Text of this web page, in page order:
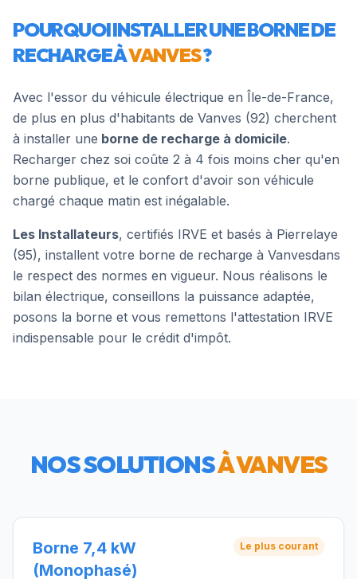
POURQUOI INSTALLER UNE BORNE DE
RECHARGE ÀVANVES?
Avec l'essor du véhicule électrique en Île-de-France,
de plus en plus d'habitants de Vanves (92) cherchent
à installer une borne de recharge à domicile.
Recharger chez soi coûte 2 à 4 fois moins cher qu'en
borne publique, et le confort d'avoir son véhicule
chargé chaque matin est inégalable.
Les Installateurs, certifiés IRVE et basés à Pierrelaye
(95), installent votre borne de recharge à Vanvesdans
le respect des normes en vigueur. Nous réalisons le
bilan électrique, conseillons la puissance adaptée,
posons la borne et vous remettons l'attestation IRVE
indispensable pour le crédit d'impôt.
NOS SOLUTIONSÀVANVES
Borne 7,4 kW
(Monophasé)
Le plus courant